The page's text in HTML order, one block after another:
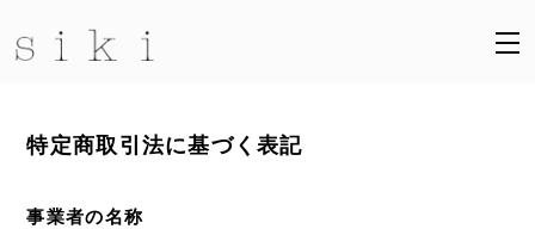
特定商取引法に基づく表記
事業者の名称